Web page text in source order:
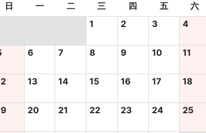
日 一 二 三 四 五
六
1
2 3 4
6 7 8 9 10 11
13 14 15 16 17 18
20 21 22 23 24 25